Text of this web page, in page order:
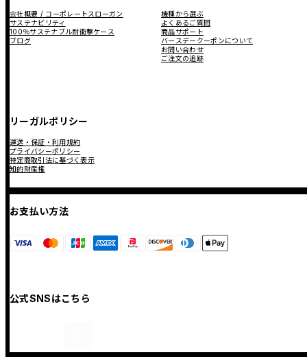
会社概要 / コーポレートスローガン
サステナビリティ
100％サステナブル耐衝撃ケース
ブログ
機種から選ぶ
よくあるご質問
商品サポート
バースデークーポンについて
お問い合わせ
ご注文の追跡
リーガルポリシー
運送・保証・利用規約
プライバシーポリシー
特定商取引法に基づく表示
知的財産権
お支払い方法
公式SNSはこちら